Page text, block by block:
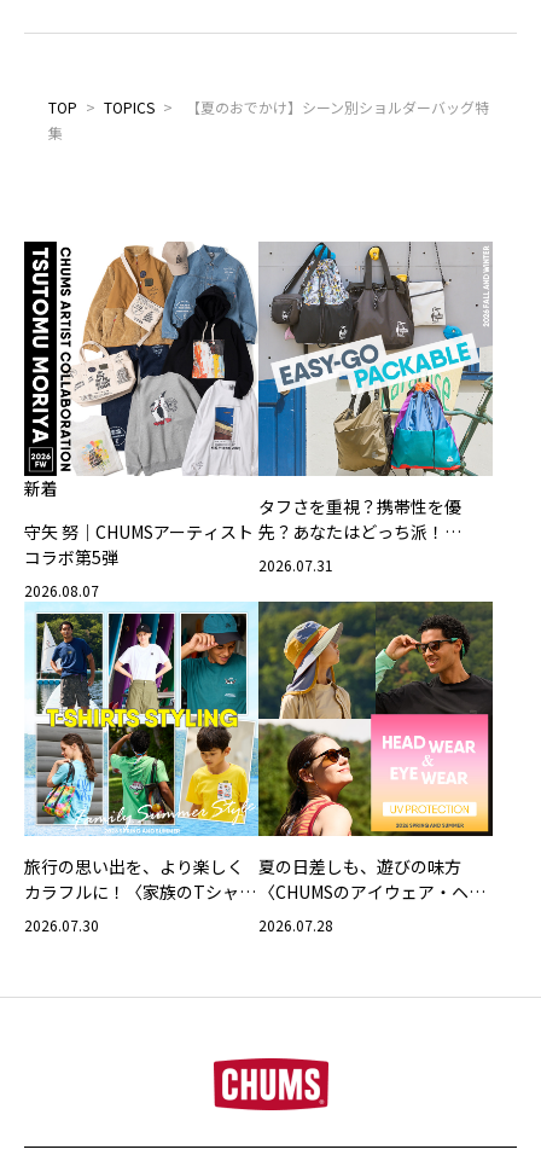
TOP > TOPICS >
【夏のおでかけ】シーン別ショルダーバッグ特
集
新着
守矢 努｜CHUMSアーティスト
コラボ第5弾
2026.08.07
タフさを重視？携帯性を優
先？あなたはどっち派！
CHUMSの軽量バッグ
2026.07.31
旅行の思い出を、より楽しく
カラフルに！〈家族のTシャツ
スタイリング特集〉
2026.07.30
夏の日差しも、遊びの味方
〈CHUMSのアイウェア・ヘッ
ドウェア〉
2026.07.28